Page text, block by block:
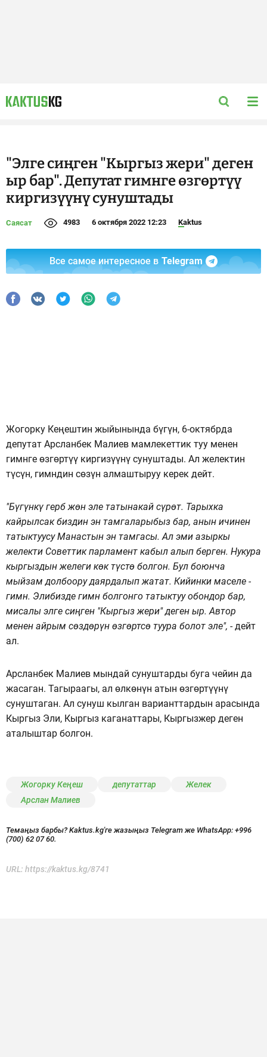
"Элге сиңген "Кыргыз жери" деген
ыр бар". Депутат гимнге өзгөртүү
киргизүүнү сунуштады
Саясат 4983 6 октября 2022 12:23 Kaktus
Все самое интересное в Telegram
Жогорку Кеңештин жыйынында бүгүн, 6-октябрда
депутат Арсланбек Малиев мамлекеттик туу менен
гимнге өзгөртүү киргизүүнү сунуштады. Ал желектин
түсүн, гимндин сөзүн алмаштыруу керек дейт.
"Бүгүнкү герб жөн эле татынакай сүрөт. Тарыхка
кайрылсак биздин эн тамгаларыбыз бар, анын ичинен
татыктуусу Манастын эн тамгасы. Ал эми азыркы
желекти Советтик парламент кабыл алып берген. Нукура
кыргыздын желеги көк түстө болгон. Бул боюнча
мыйзам долбоору даярдалып жатат. Кийинки маселе -
гимн. Элибизде гимн болгонго татыктуу обондор бар,
мисалы элге сиңген "Кыргыз жери" деген ыр. Автор
менен айрым сөздөрүн өзгөртсө туура болот эле", - дейт
ал.
Арсланбек Малиев мындай сунуштарды буга чейин да
жасаган. Тагыраагы, ал өлкөнүн атын өзгөртүүнү
сунуштаган. Ал сунуш кылган варианттардын арасында
Кыргыз Эли, Кыргыз каганаттары, Кыргызжер деген
аталыштар болгон.
Жогорку Кеңеш депутаттар
Желек
Арслан Малиев
Темаңыз барбы? Kaktus.kg'ге жазыңыз Telegram же WhatsApp: +996
(700) 62 07 60.
URL: https://kaktus.kg/8741